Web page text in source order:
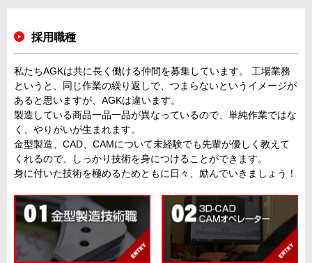
採用職種
私たちAGKは共に長く働ける仲間を募集しています。 工場業務
というと、同じ作業の繰り返しで、つまらないというイメージが
あると思いますが、AGKは違います。
製造している商品一品一品が異なっているので、単純作業ではな
く、やりがいが生まれます。
金型製造、CAD、CAMについて未経験でも先輩が優しく教えて
くれるので、しっかり技術を身につけることができます。
身に付いた技術を極めるためともに日々、励んでいきましょう！